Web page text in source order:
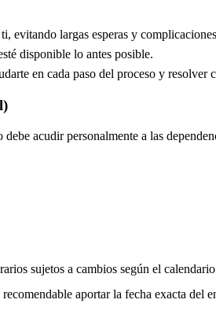
evitando largas esperas y
disponible lo antes posible.
en cada paso del proceso y resolver
acudir personalmente a las
sujetos a cambios según el
aportar la fecha exacta